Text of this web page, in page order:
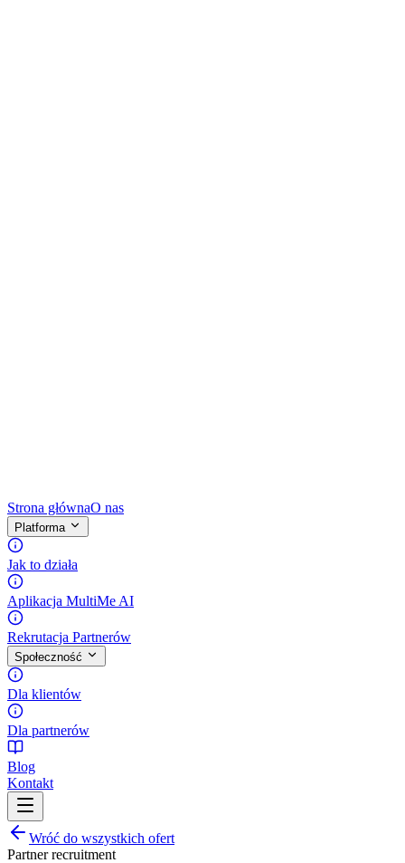
Strona głównaO nas
Platforma
Jak to działa
Aplikacja MultiMe AI
Rekrutacja Partnerów
Społeczność
Dla klientów
Dla partnerów
Blog
Kontakt
Wróć do wszystkich ofert
Partner recruitment